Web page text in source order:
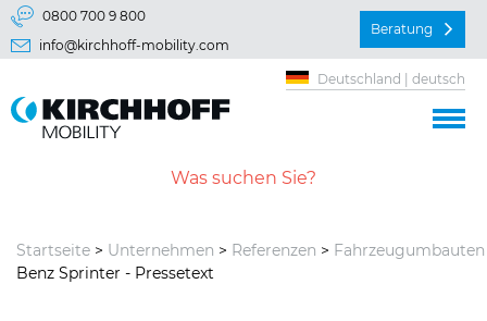
Springe direkt zu:
Hauptmenü
0800 700 9 800
info@kirchhoff-mobility.com
Beratung
Deutschland | deutsch
Startseite > Unternehmen > Referenzen > Fahrzeugumbauten
Benz Sprinter - Pressetext